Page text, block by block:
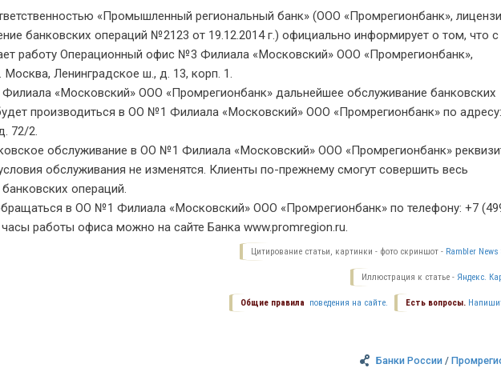
«Промышленный региональный банк» (ООО «Промрегионбанк»,
банковских операций №2123 от 19.12.2014 г.) официально информирует о том, что с
работу Операционный офис №3 Филиала «Московский» ООО «Промрегионбанк»,
Ленинградское ш., д. 13, корп. 1.
«Московский» ООО «Промрегионбанк» дальнейшее обслуживание банковских
производиться в ОО №1 Филиала «Московский» ООО «Промрегионбанк» по адресу:
72/2.
обслуживание в ОО №1 Филиала «Московский» ООО «Промрегионбанк»
обслуживания не изменятся. Клиенты по-прежнему смогут совершить весь
операций.
в ОО №1 Филиала «Московский» ООО «Промрегионбанк» по телефону: +7
работы офиса можно на сайте Банка www.promregion.ru.
Цитирование статьи, картинки - фото скриншот - Rambler News
Иллюстрация к статье - Яндекс.
Есть вопросы.
Общие правила поведения на сайте.
Банки России /